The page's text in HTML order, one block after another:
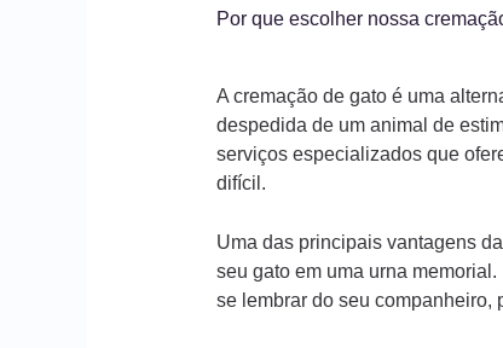
Por que escolher nossa
A cremação de gato é uma
despedida de um animal de
serviços especializados que
difícil.
Uma das principais vantagens
seu gato em uma urna
se lembrar do seu companheiro,